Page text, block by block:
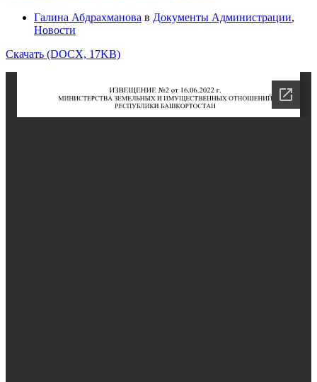
Галина Абдрахманова в Документы Администрации,
Новости
Скачать (DOCX, 17KB)